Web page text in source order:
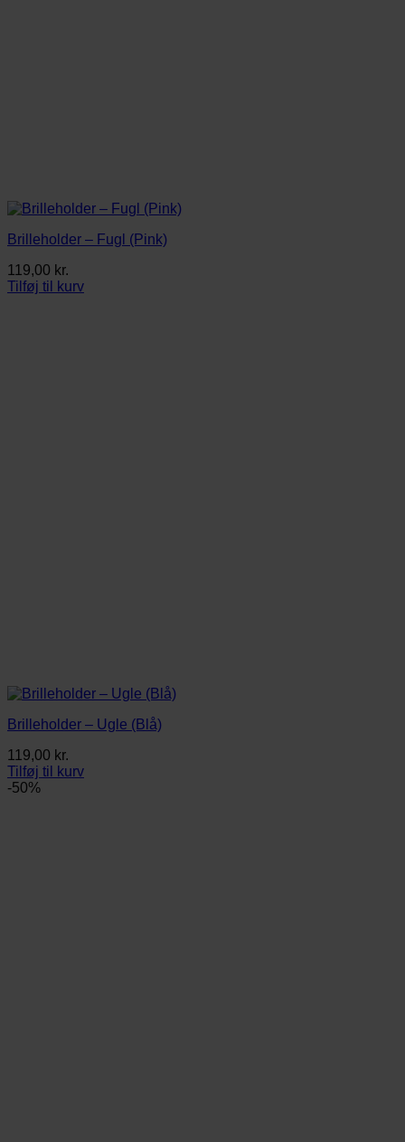
Brilleholder – Fugl (Pink)
119,00 kr.
Tilføj til kurv
Brilleholder – Ugle (Blå)
119,00 kr.
Tilføj til kurv
-50%